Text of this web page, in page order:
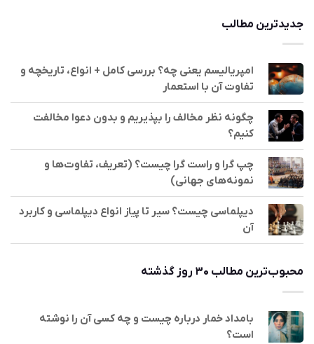
جدیدترین مطالب
امپریالیسم یعنی چه؟ بررسی کامل + انواع، تاریخچه و
تفاوت آن با استعمار
چگونه نظر مخالف را بپذیریم و بدون دعوا مخالفت
کنیم؟
چپ گرا و راست گرا چیست؟ (تعریف، تفاوت‌ها و
نمونه‌های جهانی)
دیپلماسی چیست؟ سیر تا پیاز انواع دیپلماسی و کاربرد
آن
محبوب‌ترین مطالب ۳۰ روز گذشته
بامداد خمار درباره چیست و چه کسی آن را نوشته
است؟